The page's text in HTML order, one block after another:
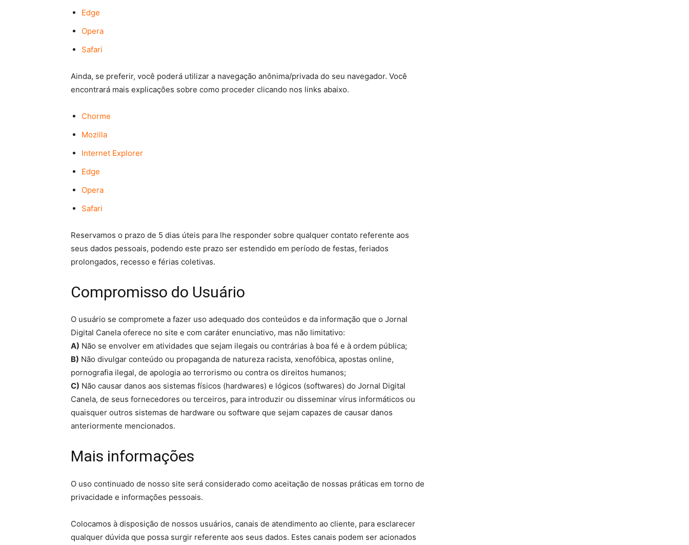
Edge
Opera
Safari
Ainda, se preferir, você poderá utilizar a navegação anônima/privada do seu navegador. Você
encontrará mais explicações sobre como proceder clicando nos links abaixo.
Chorme
Mozilla
Internet Explorer
Edge
Opera
Safari
Reservamos o prazo de 5 dias úteis para lhe responder sobre qualquer contato referente aos
seus dados pessoais, podendo este prazo ser estendido em período de festas, feriados
prolongados, recesso e férias coletivas.
Compromisso do Usuário
O usuário se compromete a fazer uso adequado dos conteúdos e da informação que o Jornal
Digital Canela oferece no site e com caráter enunciativo, mas não limitativo:
A) Não se envolver em atividades que sejam ilegais ou contrárias à boa fé e à ordem pública;
B) Não divulgar conteúdo ou propaganda de natureza racista, xenofóbica, apostas online,
pornografia ilegal, de apologia ao terrorismo ou contra os direitos humanos;
C) Não causar danos aos sistemas físicos (hardwares) e lógicos (softwares) do Jornal Digital
Canela, de seus fornecedores ou terceiros, para introduzir ou disseminar vírus informáticos ou
quaisquer outros sistemas de hardware ou software que sejam capazes de causar danos
anteriormente mencionados.
Mais informações
O uso continuado de nosso site será considerado como aceitação de nossas práticas em torno de
privacidade e informações pessoais.
Colocamos à disposição de nossos usuários, canais de atendimento ao cliente, para esclarecer
qualquer dúvida que possa surgir referente aos seus dados. Estes canais podem ser acionados